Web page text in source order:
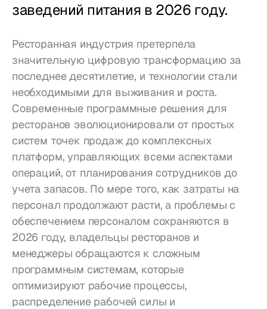
Пабы
Обслуживание
Цены
заведений питания в 2026 году.
Ресторанная индустрия претерпела
значительную цифровую трансформацию за
последнее десятилетие, и технологии стали
необходимыми для выживания и роста.
Современные программные решения для
ресторанов эволюционировали от простых
систем точек продаж до комплексных
платформ, управляющих всеми аспектами
операций, от планирования сотрудников до
учета запасов. По мере того, как затраты на
персонал продолжают расти, а проблемы с
обеспечением персоналом сохраняются в
2026 году, владельцы ресторанов и
менеджеры обращаются к сложным
программным системам, которые
оптимизируют рабочие процессы,
распределение рабочей силы и